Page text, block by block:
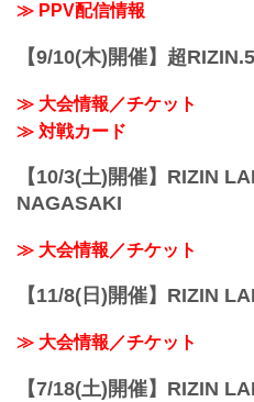
≫ PPV配信情報
【9/10(木)開催】超
≫ 大会情報／チケット
≫ 対戦カード
【10/3(土)開催】RIZIN
NAGASAKI
≫ 大会情報／チケット
【11/8(日)開催】RIZIN
≫ 大会情報／チケット
【7/18(土)開催】RIZIN